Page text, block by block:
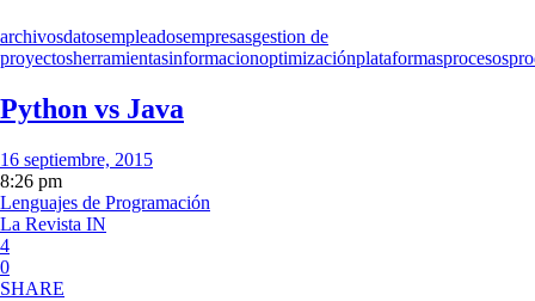
archivosdatosempleadosempresasgestion de
proyectosherramientasinformacionoptimizaciónplataformasprocesos
Python vs Java
16 septiembre, 2015
8:26 pm
Lenguajes de Programación
La Revista IN
4
0
SHARE